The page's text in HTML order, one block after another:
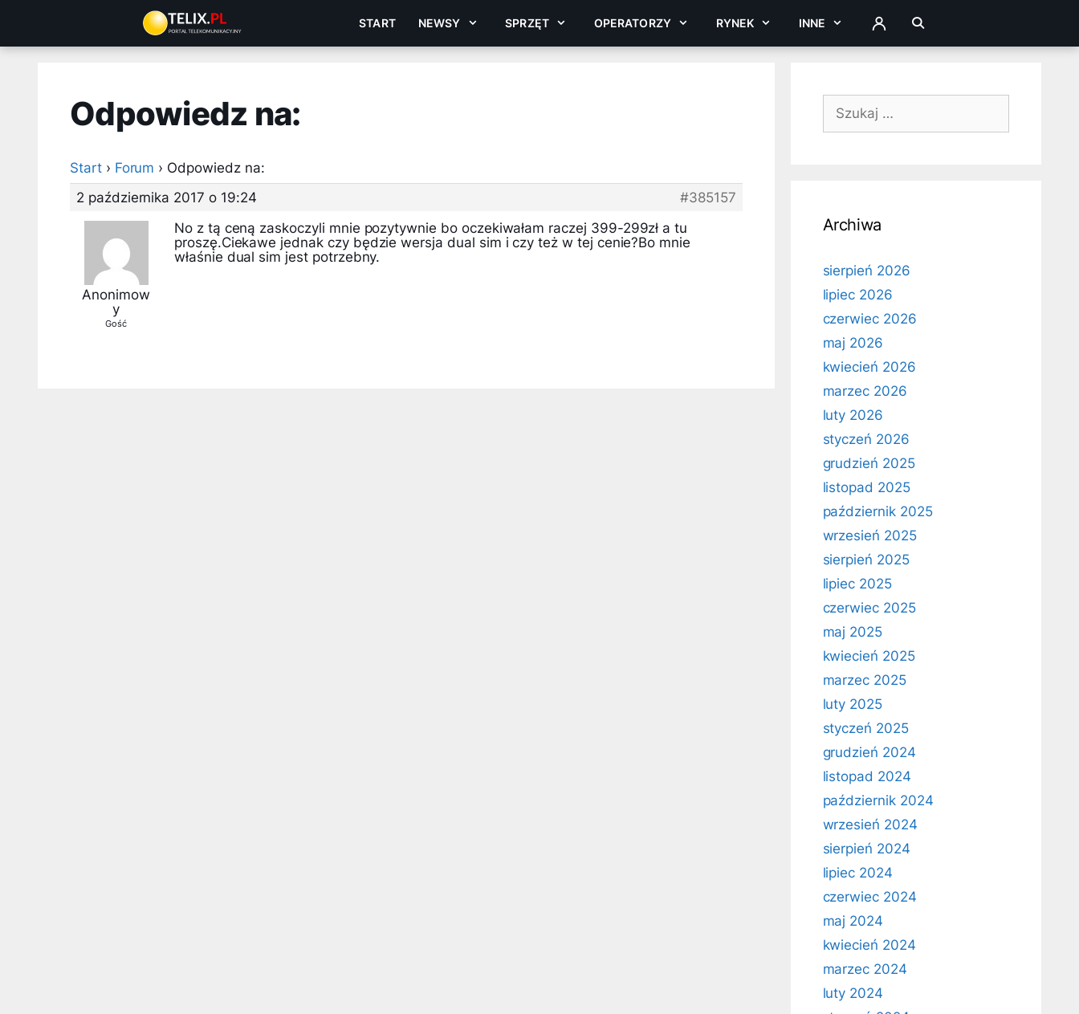
treści
START NEWSY SPRZĘT OPERATORZY RYNEK INNE ZALOGUJ
Odpowiedz na:
Start › Forum › Odpowiedz na:
2 października 2017 o 19:24
#385157
Anonimow
y
Gość
No z tą ceną zaskoczyli mnie pozytywnie bo oczekiwałam raczej 399-299zł a tu
proszę.Ciekawe jednak czy będzie wersja dual sim i czy też w tej cenie?Bo mnie
właśnie dual sim jest potrzebny.
Szukaj:
Archiwa
sierpień 2026
lipiec 2026
czerwiec 2026
maj 2026
kwiecień 2026
marzec 2026
luty 2026
styczeń 2026
grudzień 2025
listopad 2025
październik 2025
wrzesień 2025
sierpień 2025
lipiec 2025
czerwiec 2025
maj 2025
kwiecień 2025
marzec 2025
luty 2025
styczeń 2025
grudzień 2024
listopad 2024
październik 2024
wrzesień 2024
sierpień 2024
lipiec 2024
czerwiec 2024
maj 2024
kwiecień 2024
marzec 2024
luty 2024